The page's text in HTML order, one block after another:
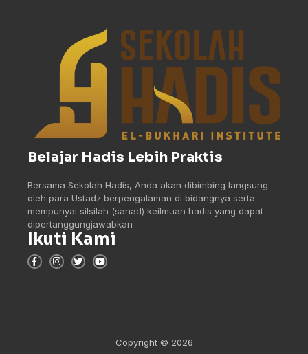
Belajar Hadis Lebih Praktis
Bersama Sekolah Hadis, Anda akan dibimbing langsung
oleh para Ustadz berpengalaman di bidangnya serta
mempunyai silsilah (sanad) keilmuan hadis yang dapat
dipertanggungjawabkan
Ikuti Kami
Copyright © 2026